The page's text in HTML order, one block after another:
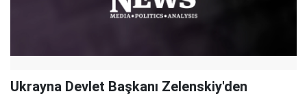
Ukrayna Devlet Başkanı Zelenskiy'den